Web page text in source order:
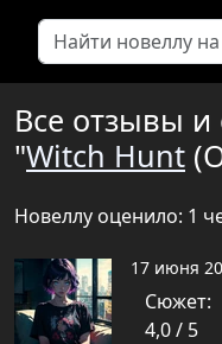
Все отзывы
"Witch Hunt
Новеллу оценило: 1
17 июня
Сюжет:
4,0 / 5